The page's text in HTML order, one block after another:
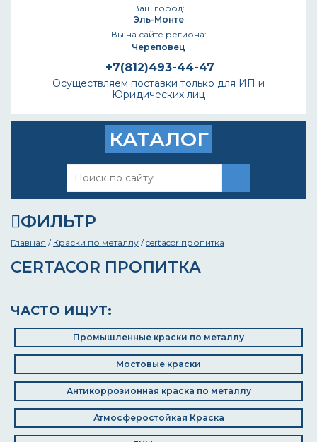
Ваш город:
Эль-Монте
Вы на сайте региона:
Череповец
+7(812)493-44-47
Осуществляем поставки только для ИП и
Юридических лиц
КАТАЛОГ
ФИЛЬТР
Главная / Краски по металлу /certacor пропитка
CERTACOR ПРОПИТКА
ЧАСТО ИЩУТ:
Промышленные краски по металлу
Мостовые краски
Антикоррозионная краска по металлу
Атмосферостойкая Краска